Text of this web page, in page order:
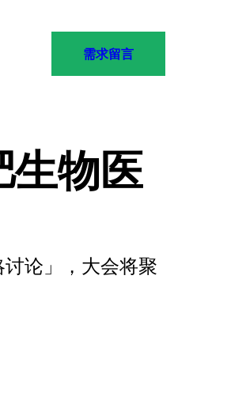
需求留言
生物医
论」，大会将聚